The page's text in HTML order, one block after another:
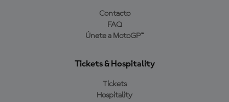
Contacto
FAQ
Únete a MotoGP™
Tickets & Hospitality
Tickets
Hospitality